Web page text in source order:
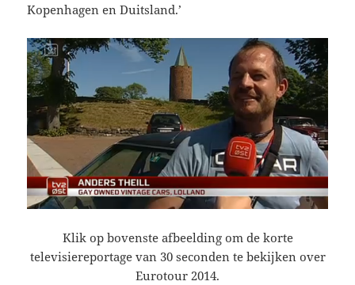
Kopenhagen en Duitsland.’
Klik op bovenste afbeelding om de korte
televisiereportage van 30 seconden te bekijken over
Eurotour 2014.